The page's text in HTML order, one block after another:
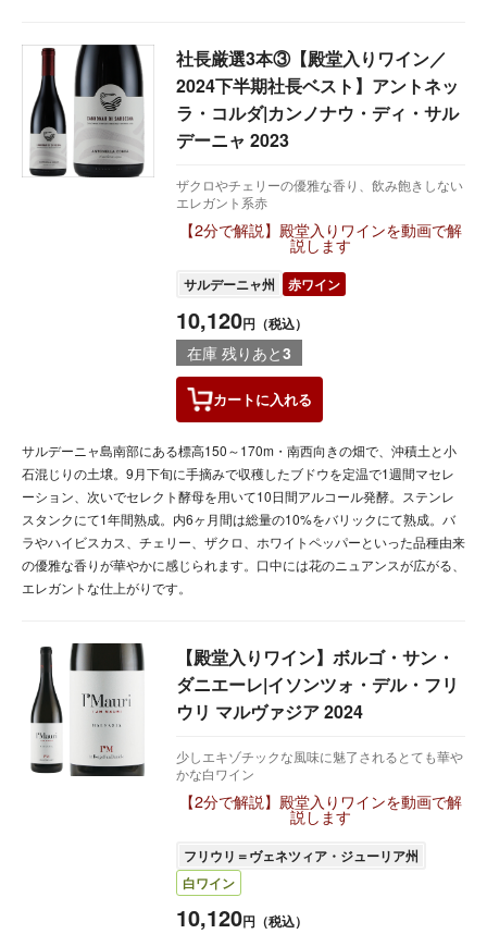
社長厳選3本③【殿堂入りワイン／
2024下半期社長ベスト】アントネッ
ラ・コルダ|カンノナウ・ディ・サル
デーニャ 2023
ザクロやチェリーの優雅な香り、飲み飽きしない
エレガント系赤
【2分で解説】殿堂入りワインを動画で解
説します
サルデーニャ州 赤ワイン
10,120円（税込）
在庫 残りあと3
カートに入れる
サルデーニャ島南部にある標高150～170m・南西向きの畑で、沖積土と小
石混じりの土壌。9月下旬に手摘みで収穫したブドウを定温で1週間マセレ
ーション、次いでセレクト酵母を用いて10日間アルコール発酵。ステンレ
スタンクにて1年間熟成。内6ヶ月間は総量の10%をバリックにて熟成。バ
ラやハイビスカス、チェリー、ザクロ、ホワイトペッパーといった品種由来
の優雅な香りが華やかに感じられます。口中には花のニュアンスが広がる、
エレガントな仕上がりです。
【殿堂入りワイン】ボルゴ・サン・
ダニエーレ|イソンツォ・デル・フリ
ウリ マルヴァジア 2024
少しエキゾチックな風味に魅了されるとても華や
かな白ワイン
【2分で解説】殿堂入りワインを動画で解
説します
フリウリ＝ヴェネツィア・ジューリア州
白ワイン
10,120円（税込）